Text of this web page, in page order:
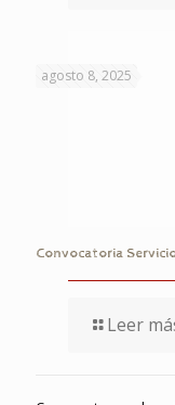
agosto 8, 2025
Convocatoria
Leer